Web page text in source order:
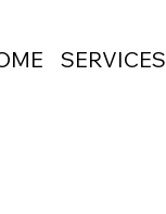
SERVICES